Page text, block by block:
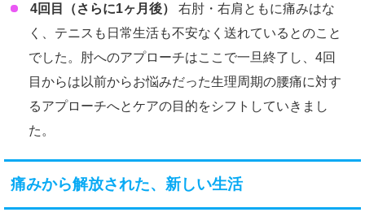
4回目（さらに1ヶ月後）
右肘・右肩ともに痛みはな
く、テニスも日常生活も不安なく送れているとのこと
でした。肘へのアプローチはここで一旦終了し、4回
目からは以前からお悩みだった生理周期の腰痛に対す
るアプローチへとケアの目的をシフトしていきまし
た。
痛みから解放された、新しい生活